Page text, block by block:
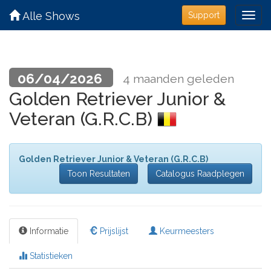
Support
Alle Shows
06/04/2026 4 maanden geleden
Golden Retriever Junior &
Veteran (G.R.C.B)
Golden Retriever Junior & Veteran (G.R.C.B)
Toon Resultaten
Catalogus Raadplegen
Informatie Prijslijst Keurmeesters
Statistieken